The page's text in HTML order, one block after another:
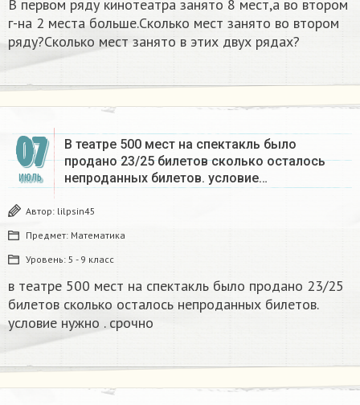
В первом ряду кинотеатра занято 8 мест,а во втором
г-на 2 места больше.Сколько мест занято во втором
ряду?Сколько мест занято в этих двух рядах?
07
ИЮЛЬ
В театре 500 мест на спектакль было
продано 23/25 билетов сколько осталось
непроданных билетов. условие…
Автор: lilpsin45
Предмет: Математика
Уровень: 5 - 9 класс
в театре 500 мест на спектакль было продано 23/25
билетов сколько осталось непроданных билетов.
условие нужно . срочно